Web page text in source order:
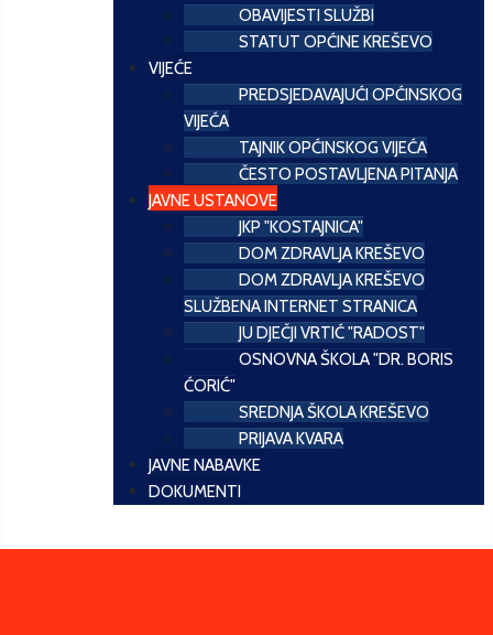
OBAVIJESTI SLUŽBI
STATUT OPĆINE KREŠEVO
VIJEĆE
PREDSJEDAVAJUĆI OPĆINSKOG
VIJEĆA
TAJNIK OPĆINSKOG VIJEĆA
ČESTO POSTAVLJENA PITANJA
JAVNE USTANOVE
JKP "KOSTAJNICA"
DOM ZDRAVLJA KREŠEVO
DOM ZDRAVLJA KREŠEVO
SLUŽBENA INTERNET STRANICA
JU DJEČJI VRTIĆ "RADOST"
OSNOVNA ŠKOLA "DR. BORIS
ĆORIĆ"
SREDNJA ŠKOLA KREŠEVO
PRIJAVA KVARA
JAVNE NABAVKE
DOKUMENTI